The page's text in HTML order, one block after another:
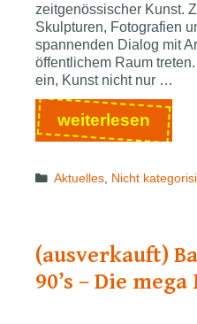
zeitgenössischer Kunst.
Skulpturen, Fotografien
spannenden Dialog mit
öffentlichem Raum
ein, Kunst nicht nur …
weiterlesen „fine
arts
2026
im
Categories
Aktuelles, Nicht
(ausverkauft)
90’s – Die